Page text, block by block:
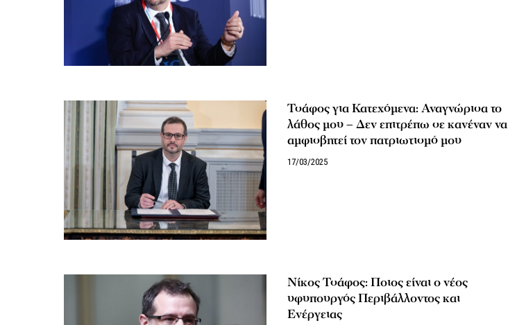
Τσάφος για Κατεχόμενα: Αναγνώρισα το
λάθος μου – Δεν επιτρέπω σε κανέναν να
αμφισβητεί τον πατριωτισμό μου
17/03/2025
Νίκος Τσάφος: Ποιος είναι ο νέος
υφυπουργός Περιβάλλοντος και
Ενέργειας